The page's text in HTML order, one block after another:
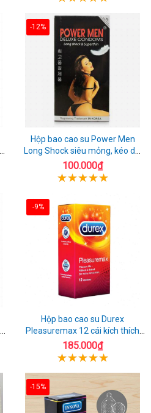
-12%
Hộp bao cao su Power Men
Long Shock siêu mỏng, kéo dài
quan hệ thoải mái
100.000₫
-9%
Hộp bao cao su Durex
Pleasuremax 12 cái kích thích
tăng khoái cảm
185.000₫
-15%